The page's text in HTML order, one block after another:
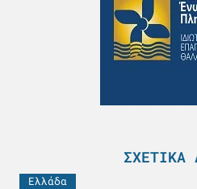
ΣΧΕΤΙΚΆ
Ελλάδα